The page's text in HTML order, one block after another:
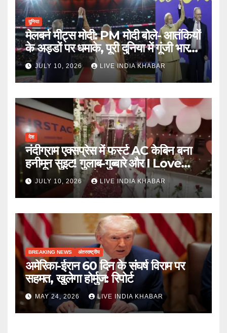
दुनिया
मेलबर्न मीट्स मोदी: PM मोदी बोले- आतंकियों
के अड्डों पर धमाके, पूरी दुनिया में गूंजी भारत
की ताकत
JULY 10, 2026 LIVE INDIA KHABAR
देश
नंदीग्राम एक्सप्रेस में फर्स्ट AC केबिन बना
हनीमून सुइट! गुलाब-गुब्बारे और I Love
You, TTE सस्पेंड
JULY 10, 2026 LIVE INDIA KHABAR
BREAKING NEWS अंतरराष्ट्रीय
अमेरिका-ईरान 60 दिन के संघर्ष विराम पर
सहमत, खुलेगा होर्मुज: रिपोर्ट
MAY 24, 2026 LIVE INDIA KHABAR